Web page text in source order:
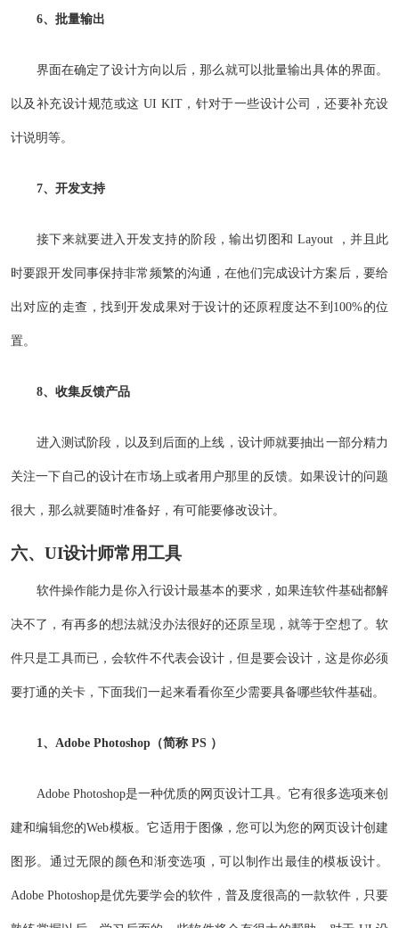
6、批量输出
界面在确定了设计方向以后，那么就可以批量输出具体的界面。
以及补充设计规范或这 UI KIT，针对于一些设计公司，还要补充设
计说明等。
7、开发支持
接下来就要进入开发支持的阶段，输出切图和 Layout ，并且此
时要跟开发同事保持非常频繁的沟通，在他们完成设计方案后，要给
出对应的走查，找到开发成果对于设计的还原程度达不到100%的位
置。
8、收集反馈产品
进入测试阶段，以及到后面的上线，设计师就要抽出一部分精力
关注一下自己的设计在市场上或者用户那里的反馈。如果设计的问题
很大，那么就要随时准备好，有可能要修改设计。
六、UI设计师常用工具
软件操作能力是你入行设计最基本的要求，如果连软件基础都解
决不了，有再多的想法就没办法很好的还原呈现，就等于空想了。软
件只是工具而已，会软件不代表会设计，但是要会设计，这是你必须
要打通的关卡，下面我们一起来看看你至少需要具备哪些软件基础。
1、Adobe Photoshop（简称 PS ）
Adobe Photoshop是一种优质的网页设计工具。它有很多选项来创
建和编辑您的Web模板。它适用于图像，您可以为您的网页设计创建
图形。通过无限的颜色和渐变选项，可以制作出最佳的模板设计。
Adobe Photoshop是优先要学会的软件，普及度很高的一款软件，只要